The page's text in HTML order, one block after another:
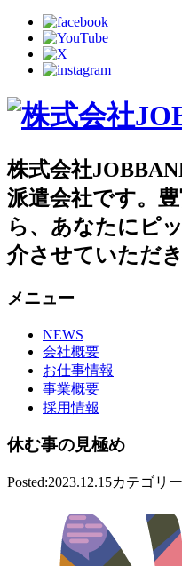
株式会社
派遣会社です。
ら、あなたにピ
介させていただき
メニュー
NEWS
会社概要
お仕事情報
事業概要
採用情報
休む事の見極め
Posted:2023.12.15カテゴリ